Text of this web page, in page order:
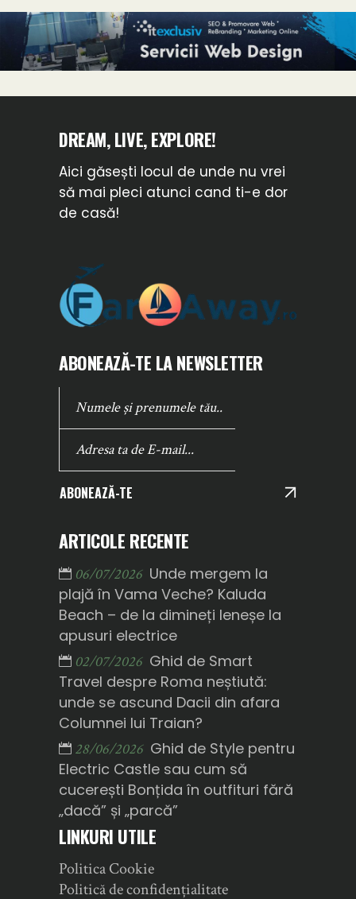
DREAM, LIVE, EXPLORE!
Aici găsești locul de unde nu vrei
să mai pleci atunci cand ti-e dor
de casă!
ABONEAZĂ-TE LA NEWSLETTER
ABONEAZĂ-TE
ARTICOLE RECENTE
06/07/2026 Unde mergem la
plajă în Vama Veche? Kaluda
Beach – de la dimineți leneșe la
apusuri electrice
02/07/2026 Ghid de Smart
Travel despre Roma neștiută:
unde se ascund Dacii din afara
Columnei lui Traian?
28/06/2026 Ghid de Style pentru
Electric Castle sau cum să
cucerești Bonțida în outfituri fără
„dacă” și „parcă”
LINKURI UTILE
Politica Cookie
Politică de confidențialitate